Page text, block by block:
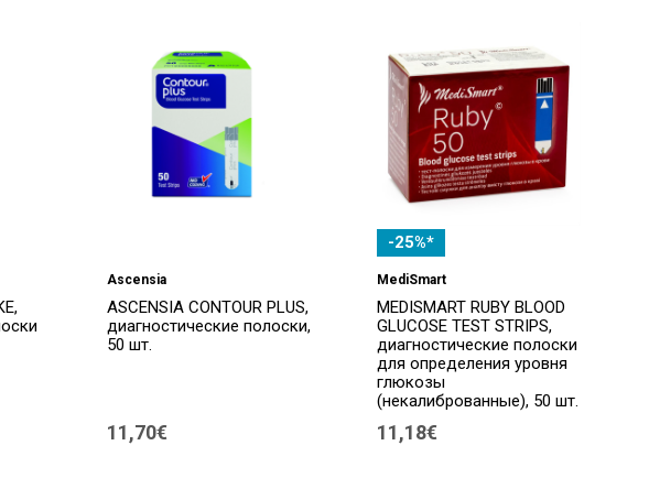
Ascensia
ASCENSIA CONTOUR PLUS,
диагностические полоски,
50 шт.
11,70€
-25%*
MediSmart
MEDISMART RUBY BLOOD
GLUCOSE TEST STRIPS,
диагностические полоски
для определения уровня
глюкозы
(некалиброванные), 50 шт.
11,18€